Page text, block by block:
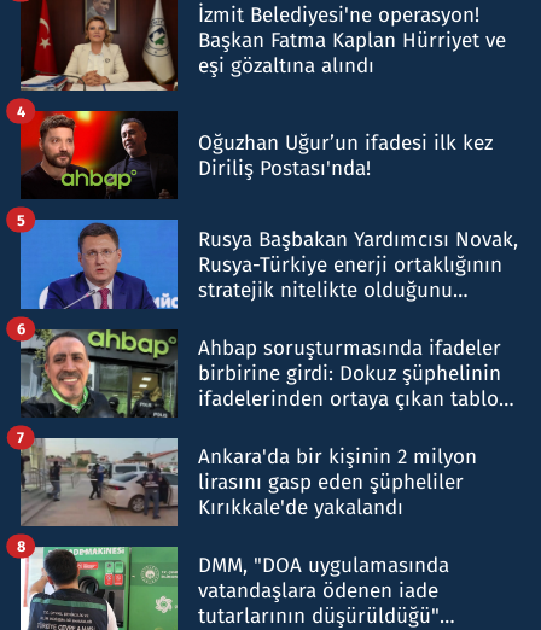
İzmit Belediyesi'ne operasyon!
Başkan Fatma Kaplan Hürriyet ve
eşi gözaltına alındı
Oğuzhan Uğur’un ifadesi ilk kez
Diriliş Postası'nda!
4
Rusya Başbakan Yardımcısı Novak,
Rusya-Türkiye enerji ortaklığının
stratejik nitelikte olduğunu
5
Ahbap soruşturmasında ifadeler
birbirine girdi: Dokuz şüphelinin
ifadelerinden ortaya çıkan tablo
6
Ankara'da bir kişinin 2 milyon
lirasını gasp eden şüpheliler
Kırıkkale'de yakalandı
7
DMM, "DOA uygulamasında
vatandaşlara ödenen iade
tutarlarının düşürüldüğü"
8